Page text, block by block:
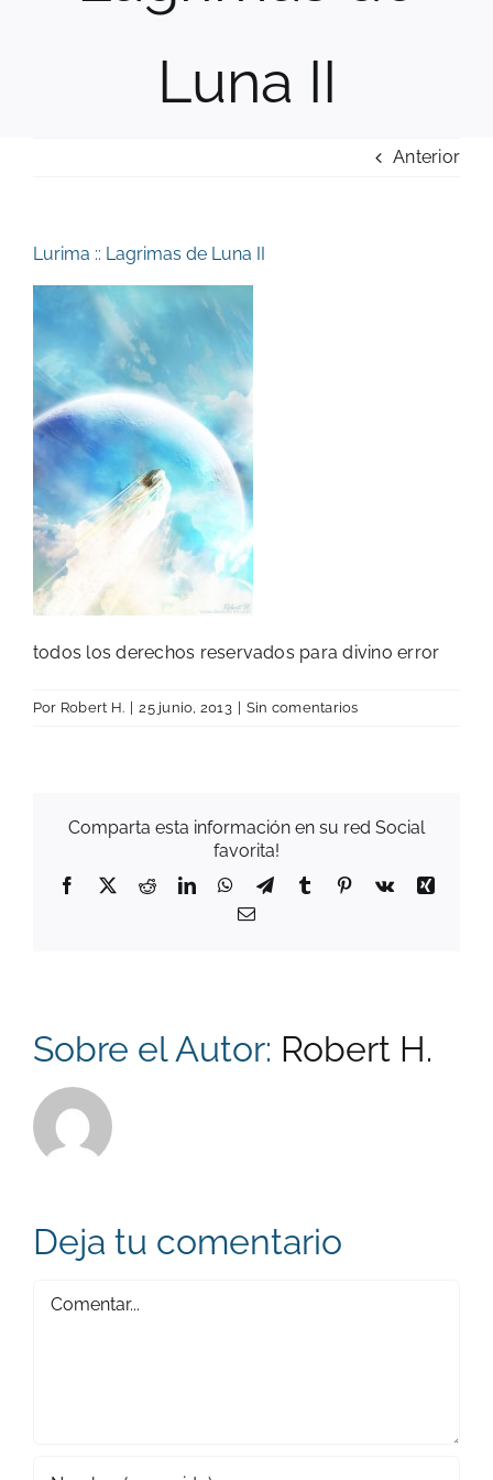
Luna II
Anterior
Lurima :: Lagrimas de Luna II
todos los derechos reservados para divino error
Por Robert H. | 25 junio, 2013 | Sin comentarios
Comparta esta información en su red Social
favorita!
Facebook
X RedditLinkedInWhatsApp
TelegramTumblr Pinterest
Vk
Xing
Correo
Sobre el Autor: Robert H.
Deja tu comentario
Comentar